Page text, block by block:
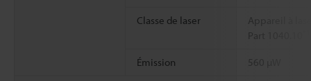
Classe de laser
Appareil à
Part 1040.10
Émission 560 µW